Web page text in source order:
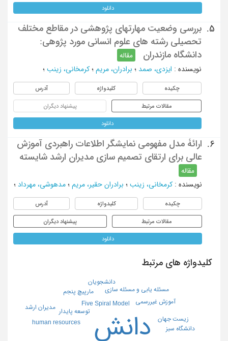
دانلود
5.
بررسی وضعیت مهارتهای پژوهشی در مقاطع مختلف
تحصیلی رشته های علوم انسانی مورد پژوهی:
دانشگاه مازندران
مقاله
نویسنده : ایزدی، صمد ؛ برادران، مریم ؛ کرمخانی، زینب ؛
چکیده کلیدواژه آدرس
مقالات مرتبط پیشنهاد دیگران
دانلود
6.
ارائۀ مدل مفهومی نمایشگر اطلاعات راهبردی آموزش
عالی برای ارتقای تصمیم سازی مدیران ارشد شایسته
مقاله
نویسنده : کرمخانی، زینب ؛ برادران حقیر، مریم ؛ مدهوشی، مهرداد ؛
چکیده کلیدواژه آدرس
مقالات مرتبط پیشنهاد دیگران
دانلود
کلیدواژه های مرتبط
دانش
Five Spiral Model
human resources
آموزش غیررسمی
توسعه پایدار
دانشگاه سبز
زیست جهان
مارپیچ پنجم مسئله یابی و مسئله سازی
دانشجویان
مدیران ارشد